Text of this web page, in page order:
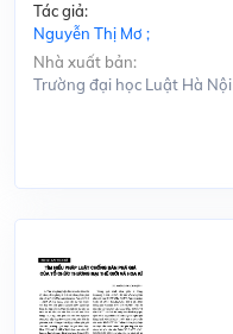
Tác giả:
Nguyễn Thị Mơ ;
Nhà xuất bản:
Trường đại học Luật Hà Nội